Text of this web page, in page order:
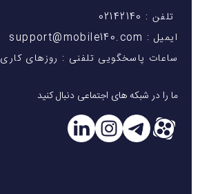
تلفن : 02142140
ایمیل : support@mobile140.com
ساعات پاسخگویی تلفنی : روزهای کاری 9 الی 21
ما را در شبکه های اجتماعی دنبال کنید